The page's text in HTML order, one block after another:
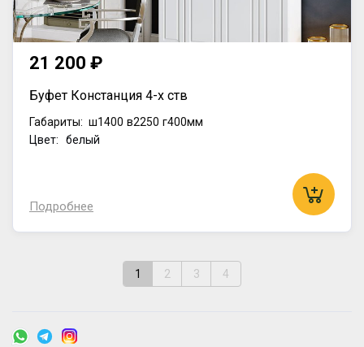
21 200 ₽
Буфет Констанция 4-х ств
Габариты: ш1400 в2250 г400мм
Цвет: белый
Подробнее
1 2 3 4